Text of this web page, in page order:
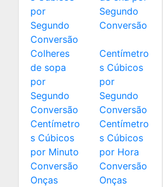
por
Segundo
Conversão
Segundo
Conversão
Colheres
de sopa
por
Segundo
Conversão
Centímetro
s Cúbicos
por
Segundo
Conversão
Centímetro
s Cúbicos
por Minuto
Conversão
Centímetro
s Cúbicos
por Hora
Conversão
Onças
Onças